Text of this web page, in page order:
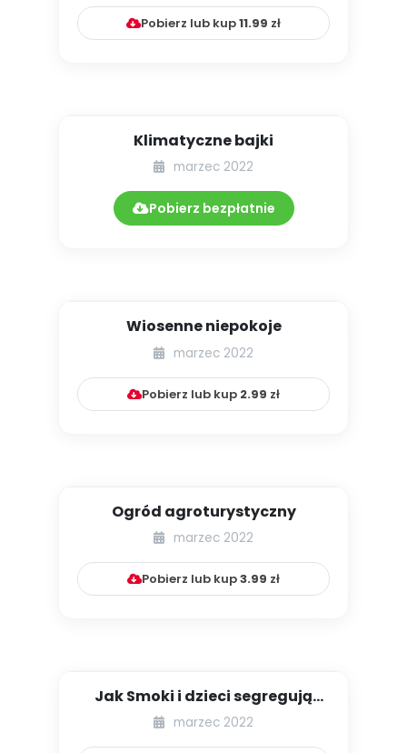
Pobierz lub kup11.99 zł
Klimatyczne bajki
marzec 2022
Pobierz bezpłatnie
Wiosenne niepokoje
marzec 2022
Pobierz lub kup 2.99 zł
Ogród agroturystyczny
marzec 2022
Pobierz lub kup3.99 zł
Jak Smoki i dzieci segregują
śmieci
marzec 2022